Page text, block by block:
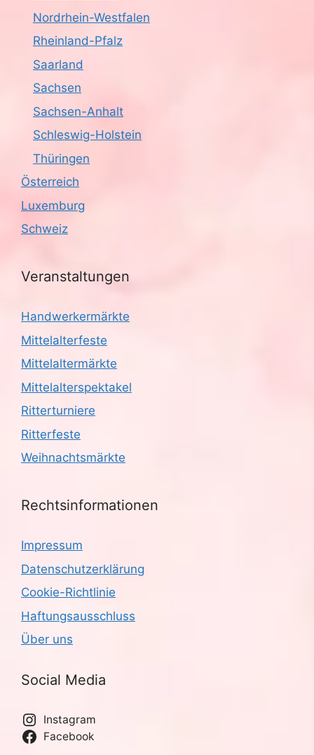
Nordrhein-Westfalen
Rheinland-Pfalz
Saarland
Sachsen
Sachsen-Anhalt
Schleswig-Holstein
Thüringen
Österreich
Luxemburg
Schweiz
Veranstaltungen
Handwerkermärkte
Mittelalterfeste
Mittelaltermärkte
Mittelalterspektakel
Ritterturniere
Ritterfeste
Weihnachtsmärkte
Rechtsinformationen
Impressum
Datenschutzerklärung
Cookie-Richtlinie
Haftungsausschluss
Über uns
Social Media
Instagram
Facebook